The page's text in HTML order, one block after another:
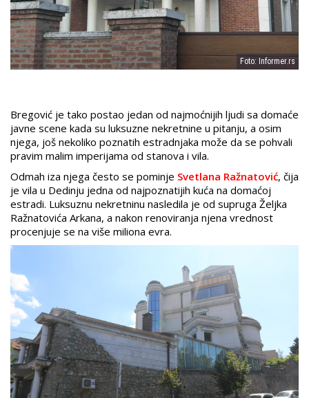
Foto: Informer.rs
Bregović je tako postao jedan od najmoćnijih ljudi sa domaće
javne scene kada su luksuzne nekretnine u pitanju, a osim
njega, još nekoliko poznatih estradnjaka može da se pohvali
pravim malim imperijama od stanova i vila.
Odmah iza njega često se pominje Svetlana Ražnatović, čija
je vila u Dedinju jedna od najpoznatijih kuća na domaćoj
estradi. Luksuznu nekretninu nasledila je od supruga Željka
Ražnatovića Arkana, a nakon renoviranja njena vrednost
procenjuje se na više miliona evra.